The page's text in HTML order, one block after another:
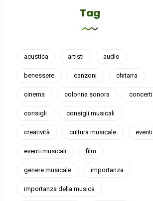
Tag
acustica artisti audio
benessere canzoni chitarra
cinema colonna sonora concerti
consigli consigli musicali
creatività cultura musicale eventi
eventi musicali film
genere musicale importanza
importanza della musica